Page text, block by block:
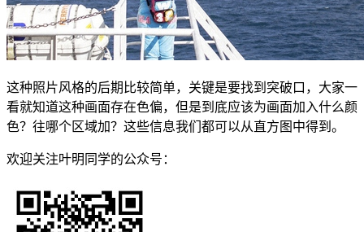
这种照片风格的后期比较简单，关键是要找到突破口，大家一
看就知道这种画面存在色偏，但是到底应该为画面加入什么颜
色？往哪个区域加？这些信息我们都可以从直方图中得到。
欢迎关注叶明同学的公众号：